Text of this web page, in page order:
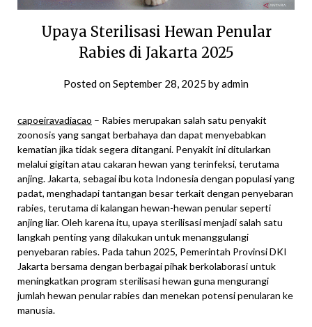
Upaya Sterilisasi Hewan Penular
Rabies di Jakarta 2025
Posted onSeptember 28, 2025 byadmin
capoeiravadiacao – Rabies merupakan salah satu penyakit
zoonosis yang sangat berbahaya dan dapat menyebabkan
kematian jika tidak segera ditangani. Penyakit ini ditularkan
melalui gigitan atau cakaran hewan yang terinfeksi, terutama
anjing. Jakarta, sebagai ibu kota Indonesia dengan populasi yang
padat, menghadapi tantangan besar terkait dengan penyebaran
rabies, terutama di kalangan hewan-hewan penular seperti
anjing liar. Oleh karena itu, upaya sterilisasi menjadi salah satu
langkah penting yang dilakukan untuk menanggulangi
penyebaran rabies. Pada tahun 2025, Pemerintah Provinsi DKI
Jakarta bersama dengan berbagai pihak berkolaborasi untuk
meningkatkan program sterilisasi hewan guna mengurangi
jumlah hewan penular rabies dan menekan potensi penularan ke
manusia.